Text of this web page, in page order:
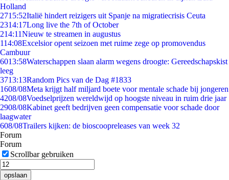
Holland
2715:52Italië hindert reizigers uit Spanje na migratiecrisis Ceuta
2314:17Long live the 7th of October
214:11Nieuw te streamen in augustus
114:08Excelsior opent seizoen met ruime zege op promovendus
Cambuur
6013:58Waterschappen slaan alarm wegens droogte: Gereedschapskist
leeg
3713:13Random Pics van de Dag #1833
1608/08Meta krijgt half miljard boete voor mentale schade bij jongeren
4208/08Voedselprijzen wereldwijd op hoogste niveau in ruim drie jaar
2908/08Kabinet geeft bedrijven geen compensatie voor schade door
laagwater
608/08Trailers kijken: de bioscoopreleases van week 32
Forum
Forum
Scrollbar gebruiken
opslaan